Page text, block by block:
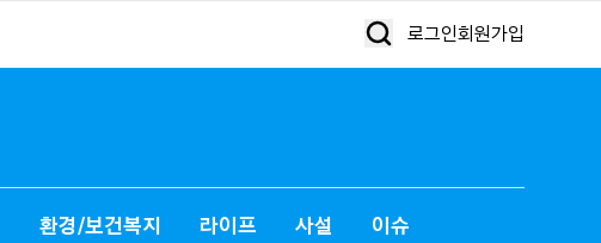
로그인회원가입
환경/보건복지 라이프 사설 이슈